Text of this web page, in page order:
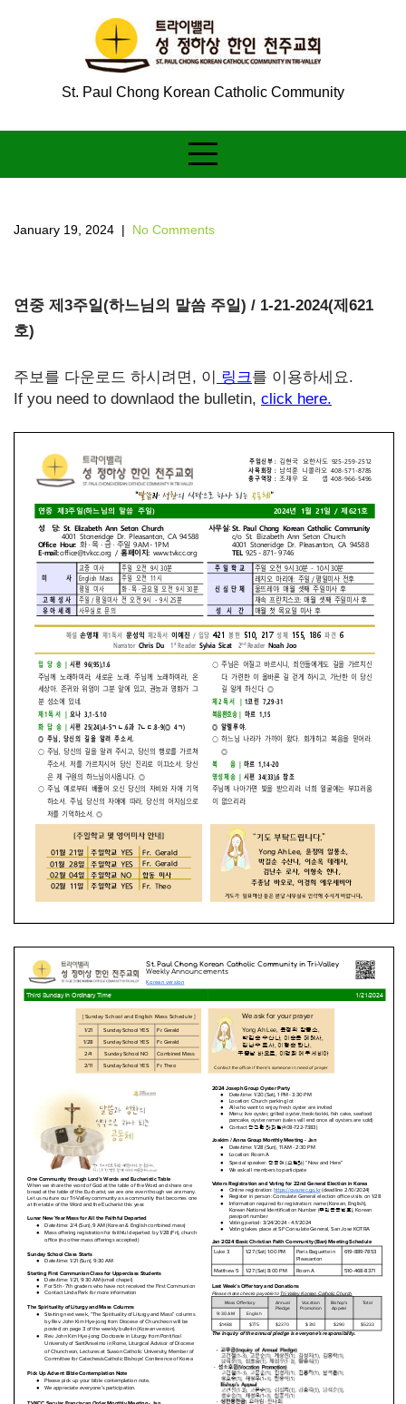
St. Paul Chong Korean Catholic Community
January 19, 2024 | No Comments
연중 제3주일(하느님의 말씀 주일) / 1-21-2024(제621
호)
주보를 다운로드 하시려면, 이 링크를 이용하세요.
If you need to downlaod the bulletin, click here.